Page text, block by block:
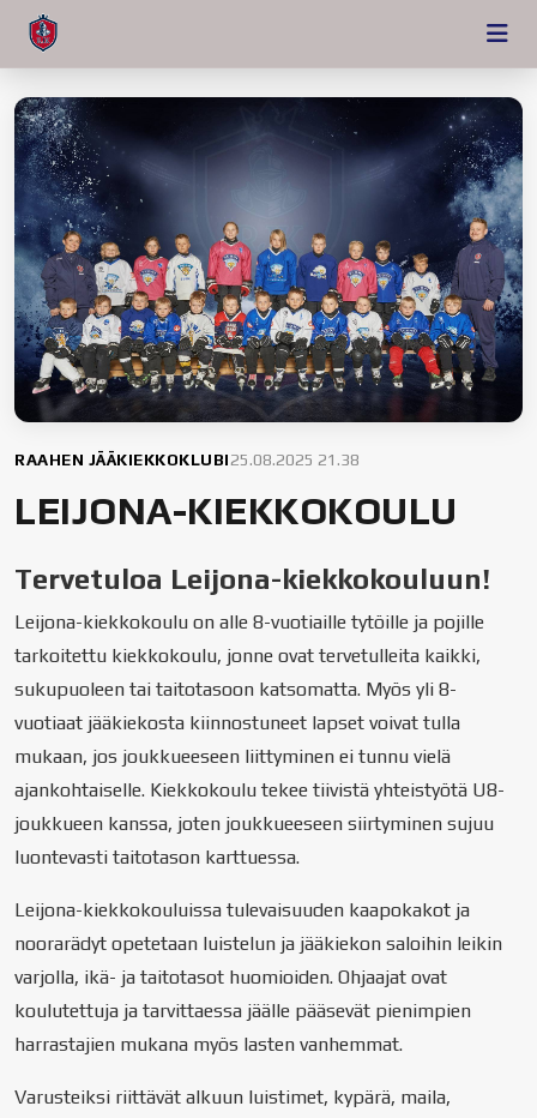
RAAHEN JÄÄKIEKKOKLUBI25.08.2025 21.38
LEIJONA-KIEKKOKOULU
Tervetuloa Leijona-kiekkokouluun!
Leijona-kiekkokoulu on alle 8-vuotiaille tytöille ja pojille
tarkoitettu kiekkokoulu, jonne ovat tervetulleita kaikki,
sukupuoleen tai taitotasoon katsomatta. Myös yli 8-
vuotiaat jääkiekosta kiinnostuneet lapset voivat tulla
mukaan, jos joukkueeseen liittyminen ei tunnu vielä
ajankohtaiselle. Kiekkokoulu tekee tiivistä yhteistyötä U8-
joukkueen kanssa, joten joukkueeseen siirtyminen sujuu
luontevasti taitotason karttuessa.
Leijona-kiekkokouluissa tulevaisuuden kaapokakot ja
noorarädyt opetetaan luistelun ja jääkiekon saloihin leikin
varjolla, ikä- ja taitotasot huomioiden. Ohjaajat ovat
koulutettuja ja tarvittaessa jäälle pääsevät pienimpien
harrastajien mukana myös lasten vanhemmat.
Varusteiksi riittävät alkuun luistimet, kypärä, maila,